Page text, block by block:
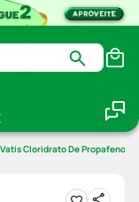
Vatis Cloridrato De